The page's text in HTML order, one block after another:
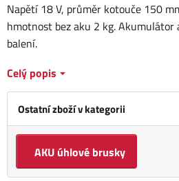
Ostatní zboží v kategorii
AKU úhlové brusky
Napětí 18 V, průměr kotouče 150
hmotnost bez aku 2 kg. Akumulátor
balení.
Celý popis